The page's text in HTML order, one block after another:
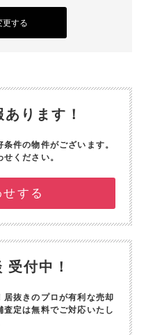
更する
ります！
件の物件がございます。
ください。
する
受付中！
居抜きのプロが有利な売却
査定は無料でご対応いたし